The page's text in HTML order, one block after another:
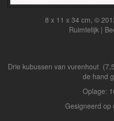
8 x 11 x 34 cm, ©
Ruimtelijk |
Drie kubussen van vurenhout
de hand
Oplage:
Gesigneerd op